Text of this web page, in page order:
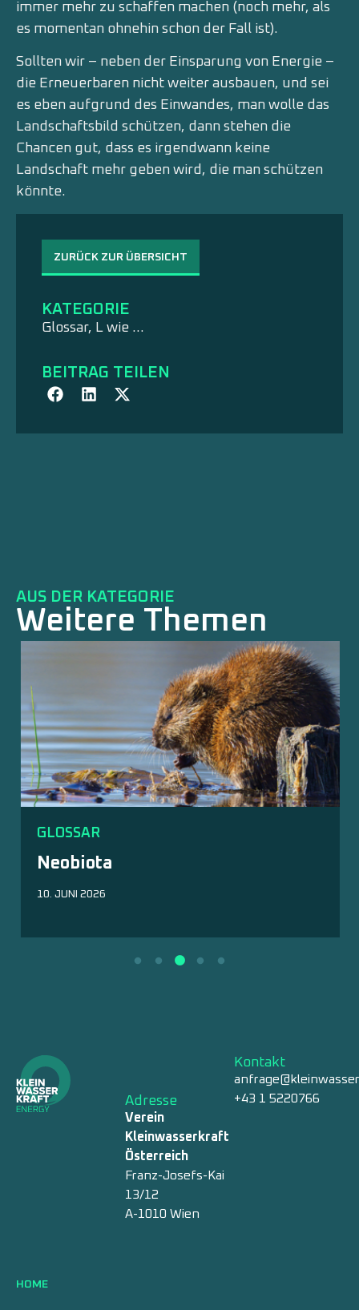
ZURÜCK ZUR ÜBERSICHT
KATEGORIE
Glossar, L wie …
BEITRAG TEILEN
immer mehr zu schaffen machen (noch mehr, als
es momentan ohnehin schon der Fall ist).
Sollten wir – neben der Einsparung von Energie –
die Erneuerbaren nicht weiter ausbauen, und sei
es eben aufgrund des Einwandes, man wolle das
Landschaftsbild schützen, dann stehen die
Chancen gut, dass es irgendwann keine
Landschaft mehr geben wird, die man schützen
könnte.
AUS DER KATEGORIE
Weitere Themen
GLOSSAR
Neobiota
10. JUNI 2026
Adresse
Verein
Kleinwasserkraft
Österreich
Franz-Josefs-Kai
13/12
A-1010 Wien
Kontakt
+43 1 5220766
HOME